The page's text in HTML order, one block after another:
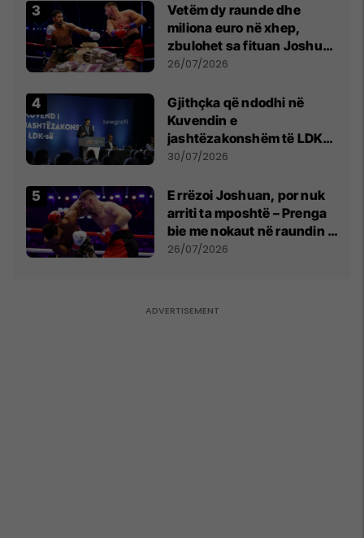
Vetëm dy raunde dhe
miliona euro në xhep,
zbulohet sa fituan Joshua
e Prenga
26/07/2026
Gjithçka që ndodhi në
Kuvendin e
jashtëzakonshëm të LDK-
së
30/07/2026
E rrëzoi Joshuan, por nuk
arriti ta mposhtë – Prenga
bie me nokaut në raundin e
dytë
26/07/2026